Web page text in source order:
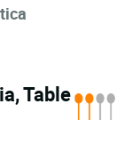
Table